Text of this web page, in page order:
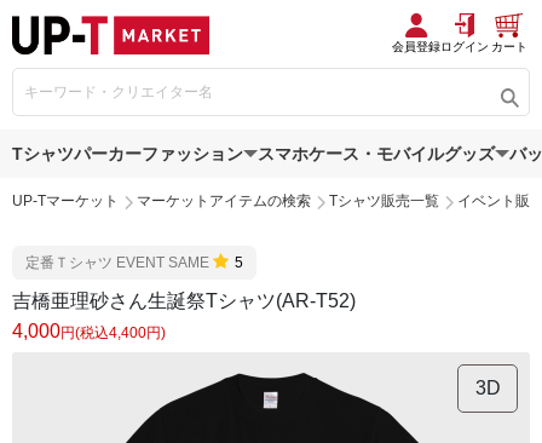
会員登録ログイン カート
Tシャツパーカーファッション スマホケース・モバイルグッズ バ
UP-Tマーケット マーケットアイテムの検索 Tシャツ販売一覧 イベント販
定番Ｔシャツ EVENT SAME 5
吉橋亜理砂さん生誕祭Tシャツ(AR-T52)
4,000円(税込4,400円)
3D